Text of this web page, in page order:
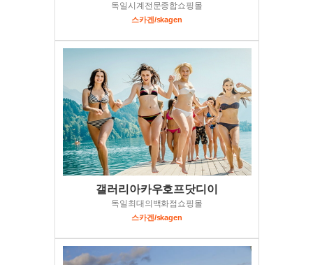
독일시계전문종합쇼핑몰
스카겐/skagen
갤러리아카우호프닷디이
독일최대의백화점쇼핑몰
스카겐/skagen